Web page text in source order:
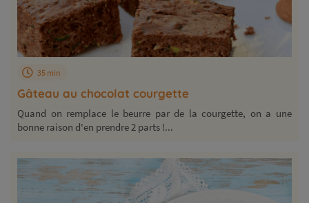
Gâteau au chocolat courgette
35 min
Quand on remplace le beurre par de la courgette, on a une
bonne raison d'en prendre 2 parts !...